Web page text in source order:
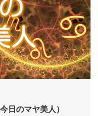
日のマヤ美人）